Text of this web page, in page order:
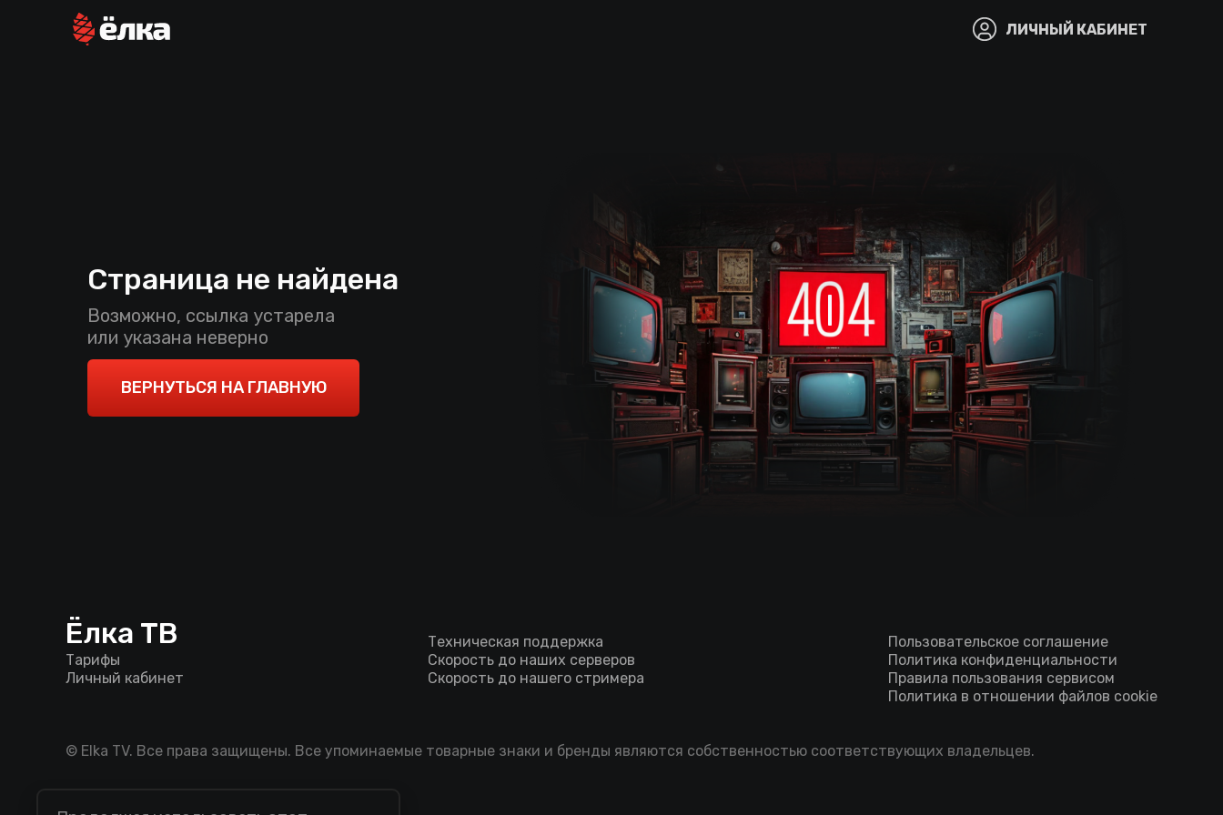
ЛИЧНЫЙ КАБИНЕТ
Страница не найдена
Возможно, ссылка устарела
или указана неверно
ВЕРНУТЬСЯ НА ГЛАВНУЮ
Ёлка ТВ
Тарифы
Личный кабинет
Техническая поддержка
Скорость до наших серверов
Скорость до нашего стримера
Пользовательское соглашение
Политика конфиденциальности
Правила пользования сервисом
Политика в отношении файлов cookie
© Elka TV. Все права защищены. Все упоминаемые товарные знаки и бренды являются собственностью соответствующих владельцев.